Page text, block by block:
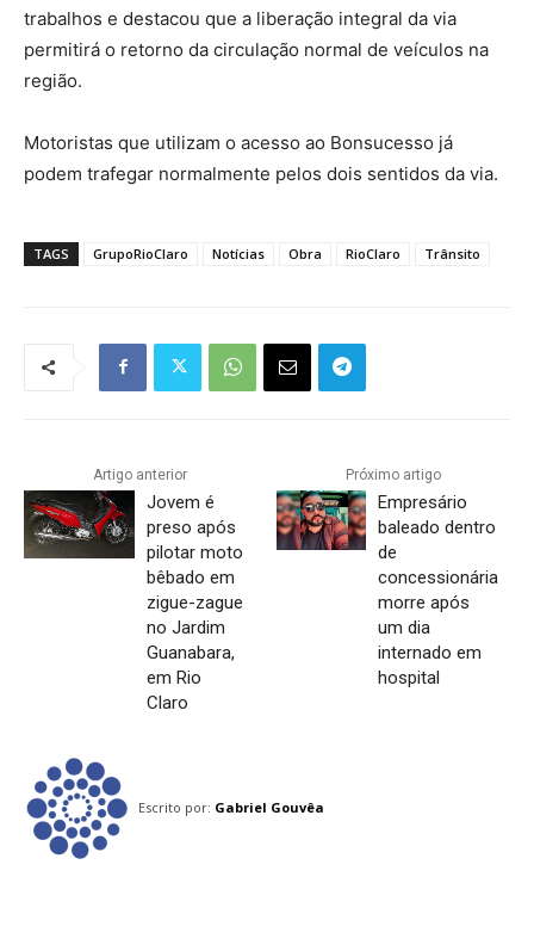
trabalhos e destacou que a liberação integral da via
permitirá o retorno da circulação normal de veículos na
região.
Motoristas que utilizam o acesso ao Bonsucesso já
podem trafegar normalmente pelos dois sentidos da via.
TAGS GrupoRioClaro Notícias Obra RioClaro Trânsito
Artigo anterior
Jovem é
preso após
pilotar moto
bêbado em
zigue-zague
no Jardim
Guanabara,
em Rio
Claro
Próximo artigo
Empresário
baleado dentro
de
concessionária
morre após
um dia
internado em
hospital
Escrito por: Gabriel Gouvêa